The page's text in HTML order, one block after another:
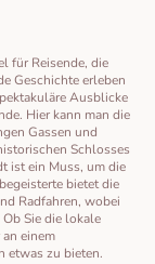
für Reisende, die
Geschichte erleben
Ausblicke
Hier kann man die
Gassen und
Schlosses
ist ein Muss, um die
bietet die
Radfahren, wobei
Sie die lokale
einem
etwas zu bieten.